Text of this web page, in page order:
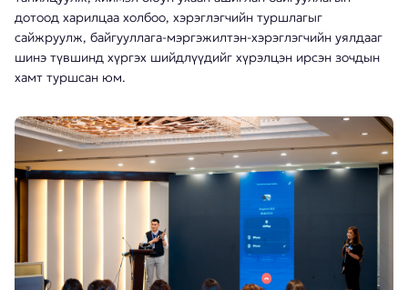
дотоод харилцаа холбоо, хэрэглэгчийн туршлагыг
сайжруулж, байгууллага-мэргэжилтэн-хэрэглэгчийн уялдааг
шинэ түвшинд хүргэх шийдлүүдийг хүрэлцэн ирсэн зочдын
хамт туршсан юм.